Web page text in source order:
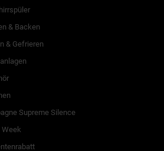
& Backen
& Gefrieren
Supreme Silence
Week